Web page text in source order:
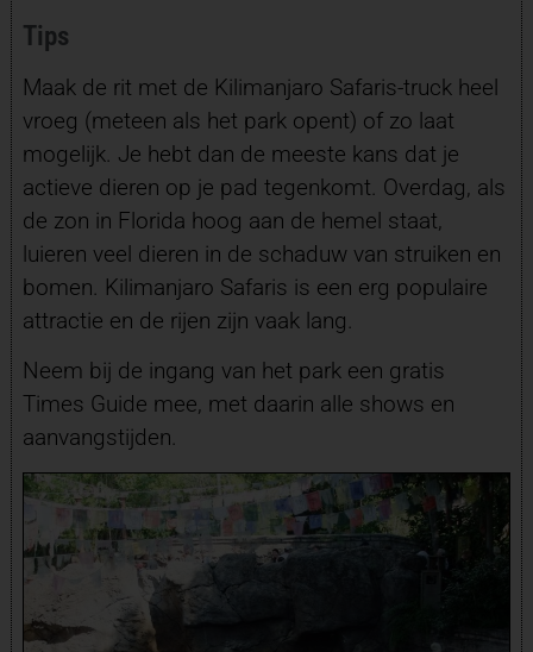
Tips
Maak de rit met de Kilimanjaro Safaris-truck heel
vroeg (meteen als het park opent) of zo laat
mogelijk. Je hebt dan de meeste kans dat je
actieve dieren op je pad tegenkomt. Overdag, als
de zon in Florida hoog aan de hemel staat,
luieren veel dieren in de schaduw van struiken en
bomen. Kilimanjaro Safaris is een erg populaire
attractie en de rijen zijn vaak lang.
Neem bij de ingang van het park een gratis
Times Guide mee, met daarin alle shows en
aanvangstijden.